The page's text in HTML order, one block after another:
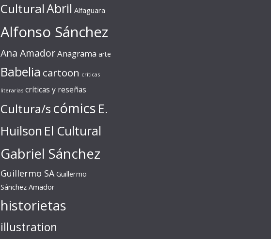
CulturalAbril Alfaguara
Alfonso Sánchez
Ana AmadorAnagrama arte
Babelia cartoon críticas
literarias críticas y reseñas
Cultura/s cómics E.
Huilson El Cultural
Gabriel Sánchez
Guillermo SA Guillermo
Sánchez Amador
historietas
illustration